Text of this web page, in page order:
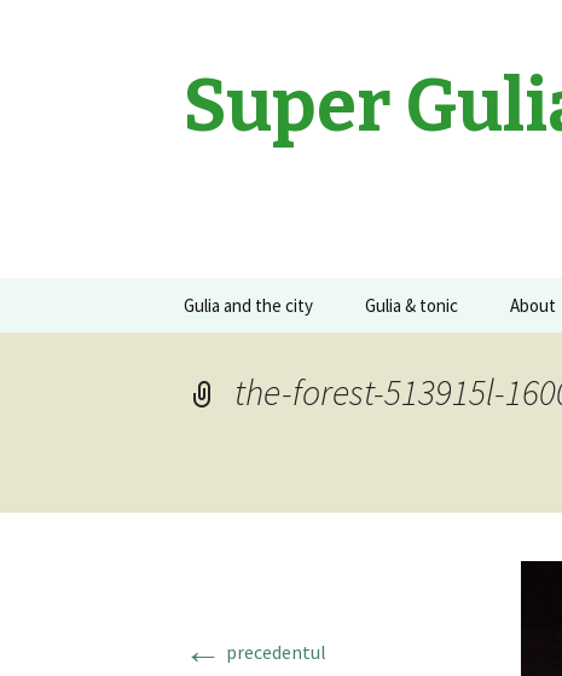
Super
Sari
Gulia and the city
Events
Gulia & tonic About
the-forest-513915l-
← precedentul